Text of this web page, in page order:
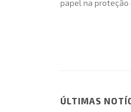
papel na proteção
ÚLTIMAS